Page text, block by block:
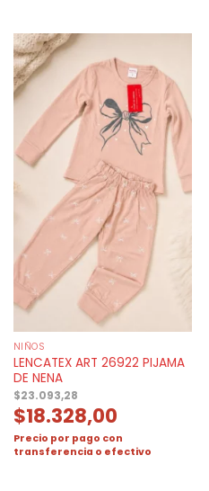
NIÑOS
LENCATEX ART 26922 PIJAMA
DE NENA
$23.093,28
$18.328,00
Precio por pago con
transferencia o efectivo